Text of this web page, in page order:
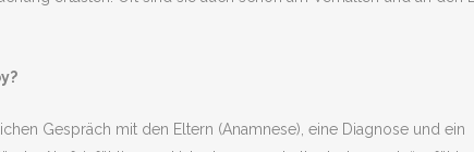
Gespräch mit den Eltern (Anamnese), eine Diagnose und ein